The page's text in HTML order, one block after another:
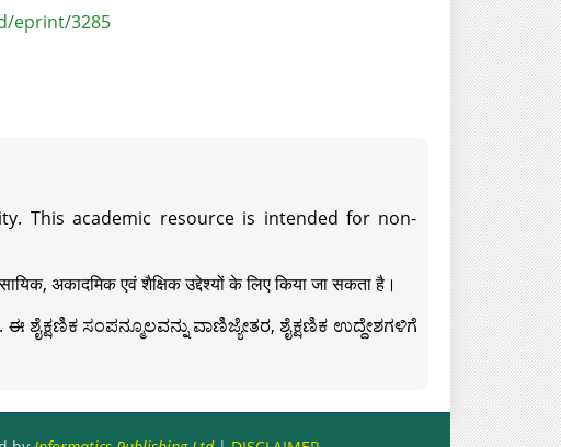
eprint/3285
This academic resource is intended for non-
अकादमिक एवं शैक्षिक उद्देश्यों के लिए किया जा सकता है।
ಸಂಪನ್ಮೂಲವನ್ನು ವಾಣಿಜ್ಯೇತರ, ಶೈಕ್ಷಣಿಕ ಉದ್ದೇಶಗಳಿಗೆ